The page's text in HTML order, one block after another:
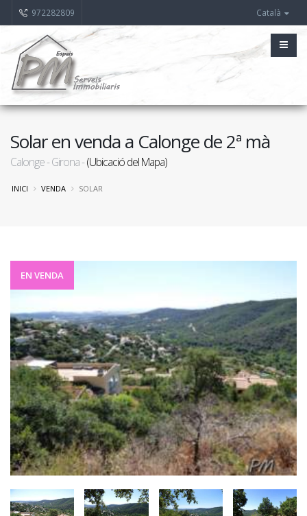
972282809 Català
Solar en venda a Calonge de 2ª mà
Calonge - Girona -(Ubicació del Mapa)
INICI VENDA SOLAR
EN VENDA